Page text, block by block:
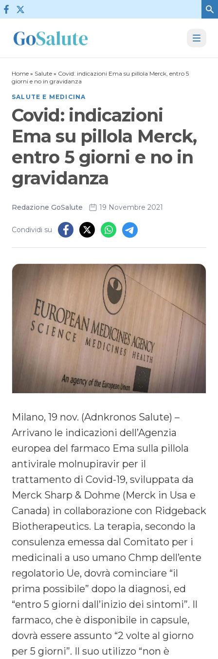
Vai al contenuto
Home » Salute » Covid: indicazioni Ema su pillola Merck, entro 5
giorni e no in gravidanza
SALUTE E MEDICINA
Covid: indicazioni
Ema su pillola Merck,
entro 5 giorni e no in
gravidanza
Redazione GoSalute 19 Novembre 2021
Condividi su
Milano, 19 nov. (Adnkronos Salute) –
Arrivano le indicazioni dell’Agenzia
europea del farmaco Ema sulla pillola
antivirale molnupiravir per il
trattamento di Covid-19, sviluppata da
Merck Sharp & Dohme (Merck in Usa e
Canada) in collaborazione con Ridgeback
Biotherapeutics. La terapia, secondo la
consulenza emessa dal Comitato per i
medicinali a uso umano Chmp dell’ente
regolatorio Ue, dovrà cominciare “il
prima possibile” dopo la diagnosi, ed
“entro 5 giorni dall’inizio dei sintomi”. Il
farmaco, che è disponibile in capsule,
dovrà essere assunto “2 volte al giorno
per 5 giorni”. Il suo utilizzo “non è